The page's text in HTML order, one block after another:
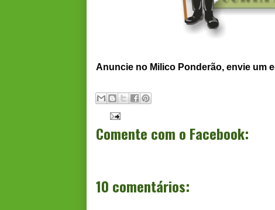
Anuncie no Milico Ponderão, envie um
Comente com o Facebook:
10 comentários: